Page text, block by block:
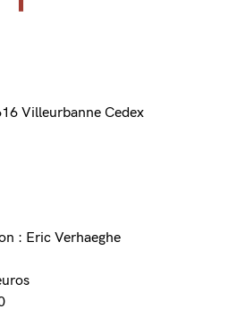
Villeurbanne Cedex
: Eric Verhaeghe